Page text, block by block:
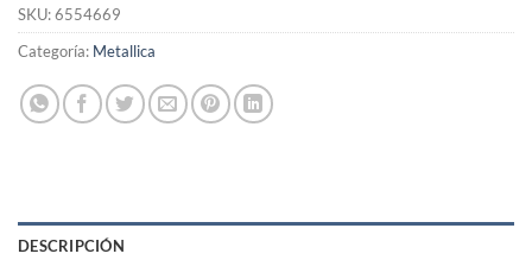
SKU:6554669
Categoría: Metallica
DESCRIPCIÓN